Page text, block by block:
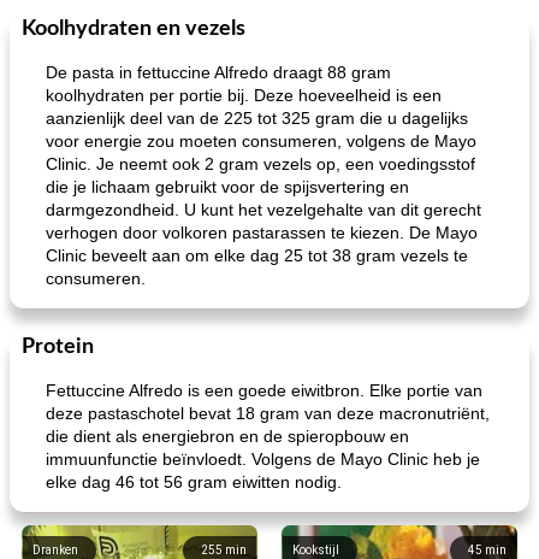
Koolhydraten en vezels
De pasta in fettuccine Alfredo draagt ​​88 gram
koolhydraten per portie bij. Deze hoeveelheid is een
aanzienlijk deel van de 225 tot 325 gram die u dagelijks
voor energie zou moeten consumeren, volgens de Mayo
Clinic. Je neemt ook 2 gram vezels op, een voedingsstof
die je lichaam gebruikt voor de spijsvertering en
darmgezondheid. U kunt het vezelgehalte van dit gerecht
verhogen door volkoren pastarassen te kiezen. De Mayo
Clinic beveelt aan om elke dag 25 tot 38 gram vezels te
consumeren.
Protein
Fettuccine Alfredo is een goede eiwitbron. Elke portie van
deze pastaschotel bevat 18 gram van deze macronutriënt,
die dient als energiebron en de spieropbouw en
immuunfunctie beïnvloedt. Volgens de Mayo Clinic heb je
elke dag 46 tot 56 gram eiwitten nodig.
255min
Dranken 45 min
Kookstijl